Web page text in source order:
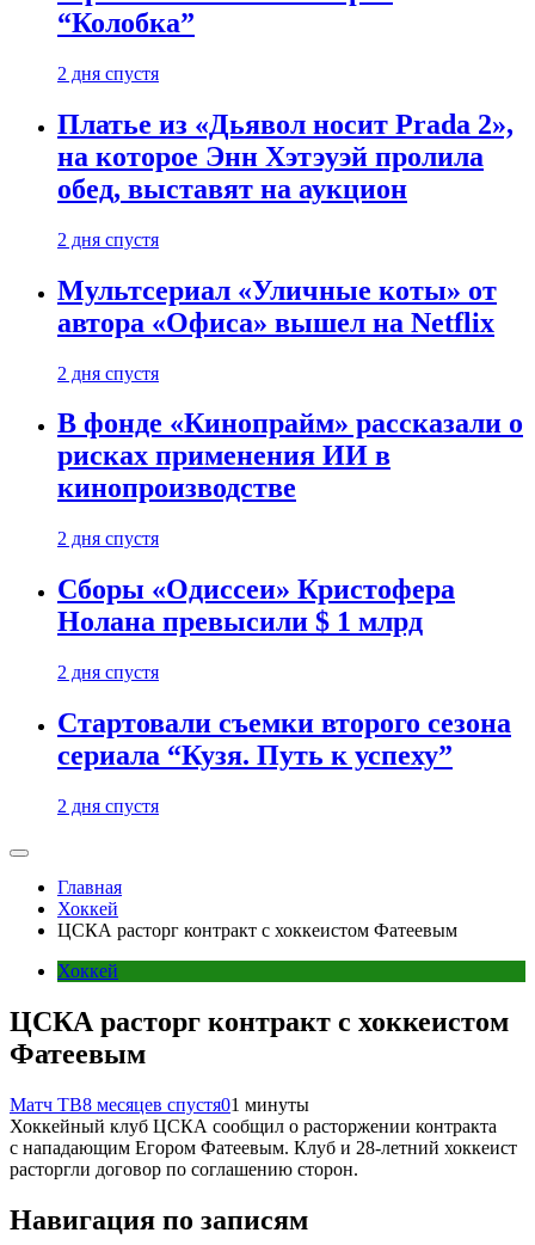
“Колобка”
2 дня спустя
Платье из «Дьявол носит Prada 2»,
на которое Энн Хэтэуэй пролила
обед, выставят на аукцион
2 дня спустя
Мультсериал «Уличные коты» от
автора «Офиса» вышел на Netflix
2 дня спустя
В фонде «Кинопрайм» рассказали о
рисках применения ИИ в
кинопроизводстве
2 дня спустя
Сборы «Одиссеи» Кристофера
Нолана превысили $ 1 млрд
2 дня спустя
Стартовали съемки второго сезона
сериала “Кузя. Путь к успеху”
2 дня спустя
Главная
Хоккей
ЦСКА расторг контракт с хоккеистом Фатеевым
Хоккей
ЦСКА расторг контракт с хоккеистом
Фатеевым
Матч ТВ8 месяцев спустя01 минуты
Хоккейный клуб ЦСКА сообщил о расторжении контракта
с нападающим Егором Фатеевым. Клуб и 28‑летний хоккеист
расторгли договор по соглашению сторон.
Навигация по записям